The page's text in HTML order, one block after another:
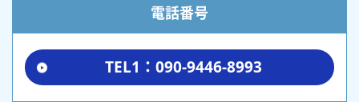
電話番号
TEL1：090-9446-8993